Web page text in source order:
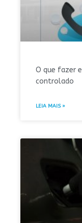
O que fazer
controlado
LEIA MAIS »